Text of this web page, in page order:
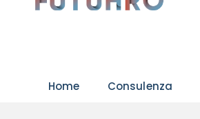
Home Consulenza